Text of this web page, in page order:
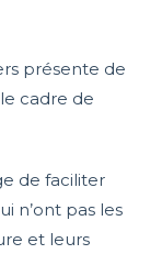
présente de
cadre de
de faciliter
n’ont pas les
et leurs